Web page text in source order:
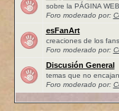
sobre la PÁGINA
Foro moderado por:
esFanArt
creaciones de los
Foro moderado por:
Discusión General
temas que no
Foro moderado por: